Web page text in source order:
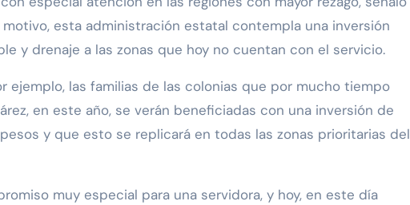
esta administración estatal contempla una inversión
y drenaje a las zonas que hoy no cuentan con el servicio.
ejemplo, las familias de las colonias que por mucho tiempo
en este año, se verán beneficiadas con una inversión de
y que esto se replicará en todas las zonas prioritarias del
muy especial para una servidora, y hoy, en este día